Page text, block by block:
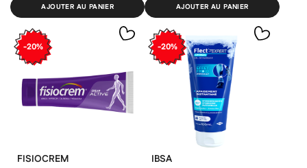
AJOUTER AU PANIER AJOUTER AU PANIER
-20%
FISIOCREM
-20%
IBSA
((modalTitle))